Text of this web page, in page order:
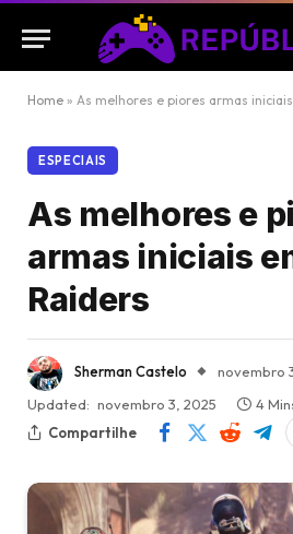
Home » As melhores e piores armas
ESPECIAIS
As melhores e
armas iniciais
Raiders
Sherman Castelo
novembro
Updated: novembro 3, 2025
4
Compartilhe